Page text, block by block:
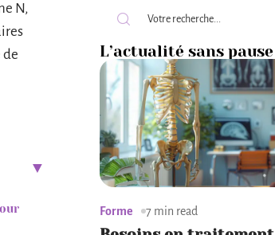
N,
de
L’actualité sans pause
Forme 7 min read